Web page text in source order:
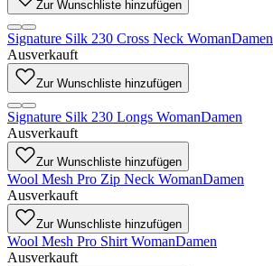
Zur Wunschliste hinzufügen
Signature Silk 230 Cross Neck WomanDamen
Ausverkauft
Zur Wunschliste hinzufügen
Signature Silk 230 Longs WomanDamen
Ausverkauft
Zur Wunschliste hinzufügen
Wool Mesh Pro Zip Neck WomanDamen
Ausverkauft
Zur Wunschliste hinzufügen
Wool Mesh Pro Shirt WomanDamen
Ausverkauft